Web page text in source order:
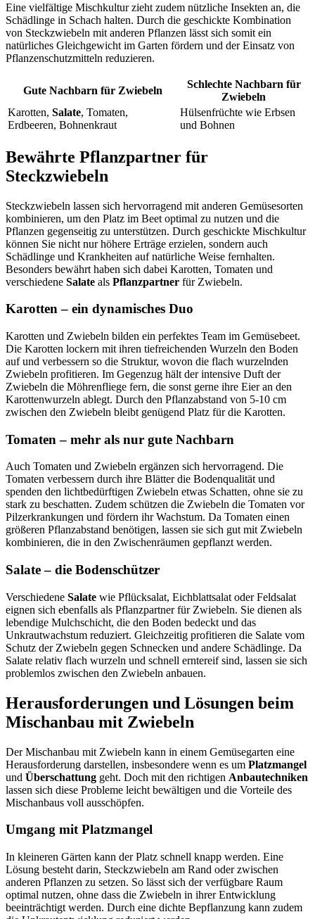
Eine vielfältige Mischkultur zieht zudem nützliche Insekten an, die
Schädlinge in Schach halten. Durch die geschickte Kombination
von Steckzwiebeln mit anderen Pflanzen lässt sich somit ein
natürliches Gleichgewicht im Garten fördern und der Einsatz von
Pflanzenschutzmitteln reduzieren.
Gute Nachbarn für Zwiebeln
Schlechte Nachbarn für
Zwiebeln
Karotten, Salate, Tomaten,
Erdbeeren, Bohnenkraut
Hülsenfrüchte wie Erbsen
und Bohnen
Bewährte Pflanzpartner für
Steckzwiebeln
Steckzwiebeln lassen sich hervorragend mit anderen Gemüsesorten
kombinieren, um den Platz im Beet optimal zu nutzen und die
Pflanzen gegenseitig zu unterstützen. Durch geschickte Mischkultur
können Sie nicht nur höhere Erträge erzielen, sondern auch
Schädlinge und Krankheiten auf natürliche Weise fernhalten.
Besonders bewährt haben sich dabei Karotten, Tomaten und
verschiedene Salate als Pflanzpartner für Zwiebeln.
Karotten – ein dynamisches Duo
Karotten und Zwiebeln bilden ein perfektes Team im Gemüsebeet.
Die Karotten lockern mit ihren tiefreichenden Wurzeln den Boden
auf und verbessern so die Struktur, wovon die flach wurzelnden
Zwiebeln profitieren. Im Gegenzug hält der intensive Duft der
Zwiebeln die Möhrenfliege fern, die sonst gerne ihre Eier an den
Karottenwurzeln ablegt. Durch den Pflanzabstand von 5-10 cm
zwischen den Zwiebeln bleibt genügend Platz für die Karotten.
Tomaten – mehr als nur gute Nachbarn
Auch Tomaten und Zwiebeln ergänzen sich hervorragend. Die
Tomaten verbessern durch ihre Blätter die Bodenqualität und
spenden den lichtbedürftigen Zwiebeln etwas Schatten, ohne sie zu
stark zu beschatten. Zudem schützen die Zwiebeln die Tomaten vor
Pilzerkrankungen und fördern ihr Wachstum. Da Tomaten einen
größeren Pflanzabstand benötigen, lassen sie sich gut mit Zwiebeln
kombinieren, die in den Zwischenräumen gepflanzt werden.
Salate – die Bodenschützer
Verschiedene Salate wie Pflücksalat, Eichblattsalat oder Feldsalat
eignen sich ebenfalls als Pflanzpartner für Zwiebeln. Sie dienen als
lebendige Mulchschicht, die den Boden bedeckt und das
Unkrautwachstum reduziert. Gleichzeitig profitieren die Salate vom
Schutz der Zwiebeln gegen Schnecken und andere Schädlinge. Da
Salate relativ flach wurzeln und schnell erntereif sind, lassen sie sich
problemlos zwischen den Zwiebeln anbauen.
Herausforderungen und Lösungen beim
Mischanbau mit Zwiebeln
Der Mischanbau mit Zwiebeln kann in einem Gemüsegarten eine
Herausforderung darstellen, insbesondere wenn es um Platzmangel
und Überschattung geht. Doch mit den richtigen Anbautechniken
lassen sich diese Probleme leicht bewältigen und die Vorteile des
Mischanbaus voll ausschöpfen.
Umgang mit Platzmangel
In kleineren Gärten kann der Platz schnell knapp werden. Eine
Lösung besteht darin, Steckzwiebeln am Rand oder zwischen
anderen Pflanzen zu setzen. So lässt sich der verfügbare Raum
optimal nutzen, ohne dass die Zwiebeln in ihrer Entwicklung
beeinträchtigt werden. Durch eine dichte Bepflanzung kann zudem